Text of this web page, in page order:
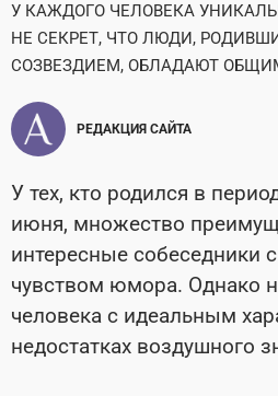
У КАЖДОГО ЧЕЛОВЕКА
НЕ СЕКРЕТ, ЧТО ЛЮДИ,
СОЗВЕЗДИЕМ, ОБЛАДАЮТ
РЕДАКЦИЯ САЙТА
У тех, кто родился в
июня, множество
интересные собеседники
чувством юмора. Однако
человека с идеальным
недостатках воздушного